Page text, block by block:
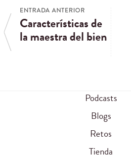
ENTRADA ANTERIOR
Características de
la maestra del bien
Podcasts
Blogs
Retos
Tienda